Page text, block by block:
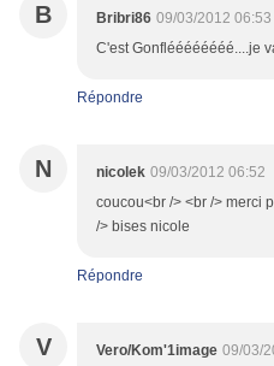
B Bribri86 09/03/2012 06:53
C'est Gonfléééééééé....je
Répondre
N nicolek 09/03/2012 06:52
coucou<br /> <br /> merci
/> bises nicole
Répondre
V Vero/Kom'1image 09/03/